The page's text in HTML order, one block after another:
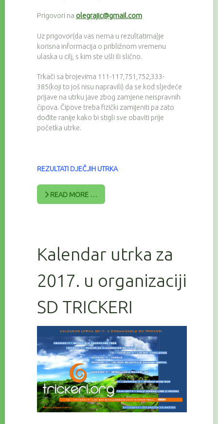
Prigovori na olegrajic@gmail.com
Uz prigovor(da vas nema u rezultatima)je
korisna informacija o približnom vremenu
ulaska u cilj, s kim ste ušli ili slično.
Trkači sa brojevima 111-117,751,752,333-
385(koji to još nisu napravili) da se kod sljedeće
prijave na utrku jave zbog zamjene neispravnih
čipova. Čipove treba fizički zamijeniti pa zato
dođite ranije kako bi stigli sve obaviti prije
početka utrke.
REZULTATI DJEČJIH UTRKA
READ MORE …
Kalendar utrka za
2017. u organizaciji
SD TRICKERI